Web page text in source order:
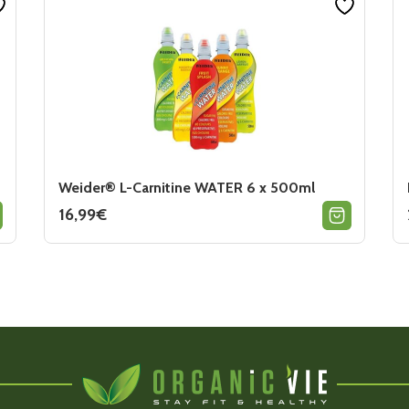
Weider® L-Carnitine WATER 6 x 500ml
16,99€
produit
options
sur